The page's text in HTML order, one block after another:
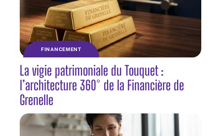
FINANCEMENT
La vigie patrimoniale du Touquet :
l’architecture 360° de la Financière de
Grenelle